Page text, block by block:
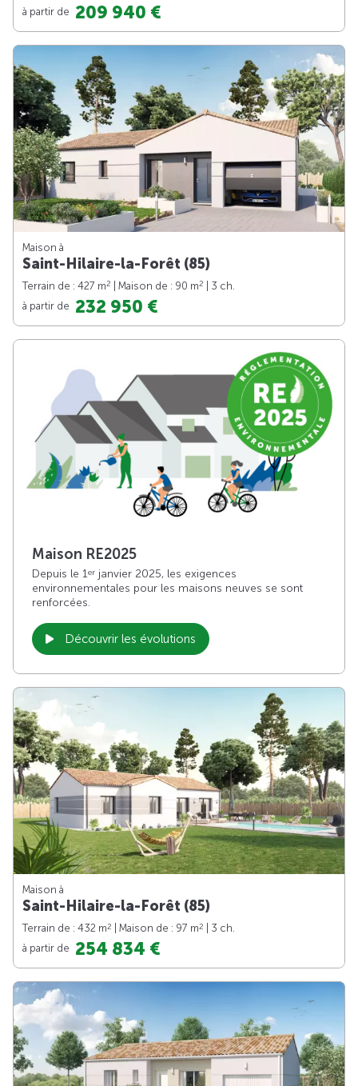
à partir de 209 940 €
Maison à
Saint-Hilaire-la-Forêt (85)
Terrain de : 427 m2 | Maison de : 90 m2
| 3 ch.
à partir de 232 950 €
Maison RE2025
Depuis le 1er janvier 2025, les exigences
environnementales pour les maisons neuves se sont
renforcées.
Découvrir les évolutions
Maison à
Saint-Hilaire-la-Forêt (85)
Terrain de : 432 m2 | Maison de : 97 m2
| 3 ch.
à partir de 254 834 €